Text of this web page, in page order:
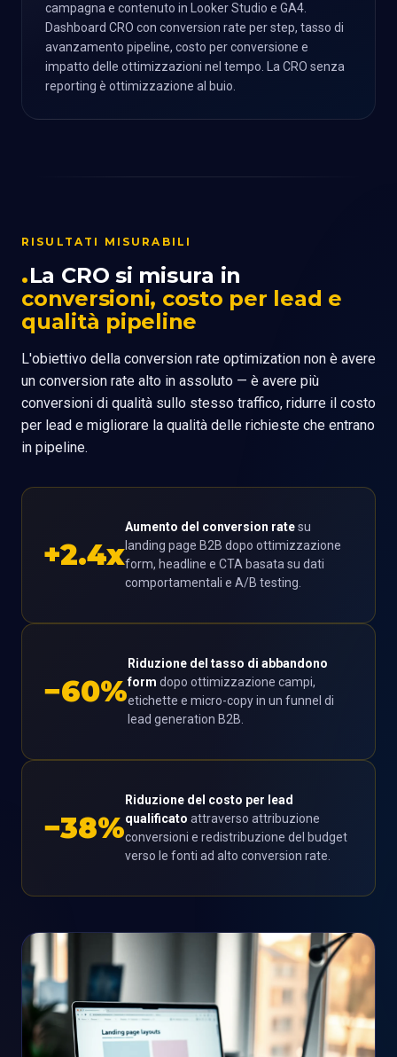
campagna e contenuto in Looker Studio e GA4.
Dashboard CRO con conversion rate per step, tasso di
avanzamento pipeline, costo per conversione e
impatto delle ottimizzazioni nel tempo. La CRO senza
reporting è ottimizzazione al buio.
RISULTATI MISURABILI
La CRO si misura in
conversioni, costo per lead e
qualità pipeline
L'obiettivo della conversion rate optimization non è avere
un conversion rate alto in assoluto — è avere più
conversioni di qualità sullo stesso traffico, ridurre il costo
per lead e migliorare la qualità delle richieste che entrano
in pipeline.
+2.4x
Aumento del conversion ratesu
landing page B2B dopo ottimizzazione
form, headline e CTA basata su dati
comportamentali e A/B testing.
−60%
Riduzione del tasso di abbandono
form dopo ottimizzazione campi,
etichette e micro-copy in un funnel di
lead generation B2B.
−38%
Riduzione del costo per lead
qualificato attraverso attribuzione
conversioni e redistribuzione del budget
verso le fonti ad alto conversion rate.